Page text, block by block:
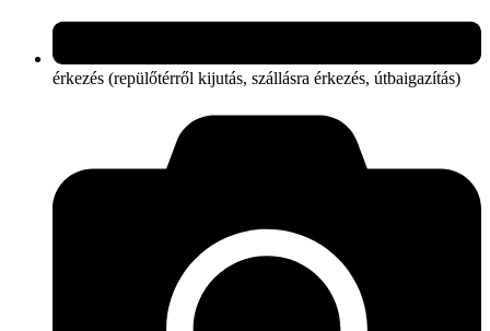
érkezés (repülőtérről kijutás, szállásra érkezés, útbaigazítás)